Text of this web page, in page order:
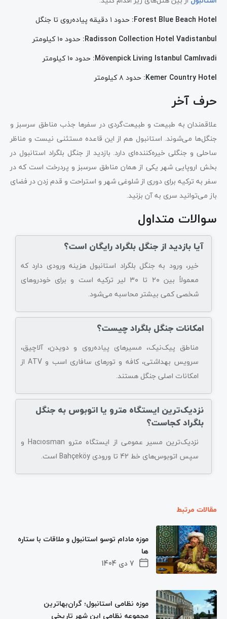
Forest Blue Beach Hotel: حدود ۱ دقیقه پیاده‌روی تا جنگل
Radisson Collection Hotel Vadistanbul: حدود ۱۰ کیلومتر
Mövenpick Living Istanbul Camlıvadi: حدود ۱۰ کیلومتر
Kemer Country Hotel: حدود ۸ کیلومتر
حرف آخر
علاقمندان به طبیعت و طبیعت‌گردی در سفرها جذب مناطق سرسبز و
جنگل‌ها می‌شوند. استانبول هم از این قاعده مستثنی نیست و مناظر
ساحلی و جنگلی خیره‌کننده‌ای دارد. بازدید از جنگل بلگراد استانبول در
بخش اروپایی شهر یکی از همان مناطق سرسبز و پردرخت است که در
سفر به ترکیه برای دوری از شلوغی شهر و استراحت و قدم زدن در فضای
باز می‌توانید سری به آن بزنید.
سوالات متداول
آیا بازدید از جنگل بلگراد رایگان است؟
خیر، ورود به جنگل بلگراد استانبول هزینه ورودی دارد که
معمولاً بین ۲۰ تا ۳۰ لیر ترکیه است و برای خودروهای
شخصی کمی بیشتر محاسبه می‌شود.
امکانات جنگل بلگراد چیست؟
مناطق پیک‌نیک، مسیرهای پیاده‌روی و دویدن، آلاچیق،
سرویس بهداشتی، کافه و تورهای سافاری اسب و ATV از
امکانات اصلی جنگل هستند.
نزدیک‌ترین ایستگاه مترو یا اتوبوس به جنگل
بلگراد کجاست؟
نزدیک‌ترین مسیر عمومی از ایستگاه مترو Hacıosman و
سپس اتوبوس‌های خط 42 تا ورودی Bahçeköy است.
مقالات مرتبط
7 دی 1404
موزه مادام توسو استانبول و ملاقات با ستاره
ها
موزه نظامی استانبول؛ گران‌بهاترین
مجموعه نظامی این شهر تاریخی